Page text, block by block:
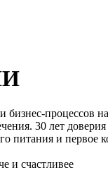
процессов
30 лет
питания и первое
и счастливее